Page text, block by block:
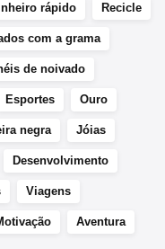
rápido Recicle
com a grama
de noivado
Esportes Ouro
negra Jóias
Desenvolvimento
Viagens
Aventura